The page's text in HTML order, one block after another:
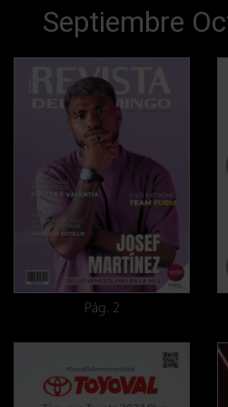
Septiembre
Pág. 2